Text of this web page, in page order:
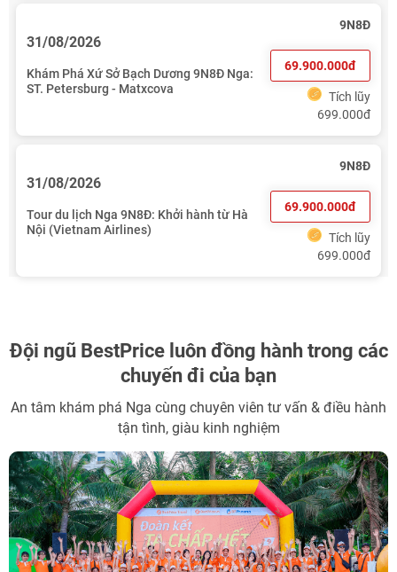
31/08/2026
Khám Phá Xứ Sở Bạch Dương 9N8Đ Nga:
ST. Petersburg - Matxcova
9N8Đ
69.900.000đ
Tích lũy
699.000đ
31/08/2026
Tour du lịch Nga 9N8Đ: Khởi hành từ Hà
Nội (Vietnam Airlines)
9N8Đ
69.900.000đ
Tích lũy
699.000đ
Đội ngũ BestPrice luôn đồng hành trong các
chuyến đi của bạn
An tâm khám phá Nga cùng chuyên viên tư vấn & điều hành
tận tình, giàu kinh nghiệm